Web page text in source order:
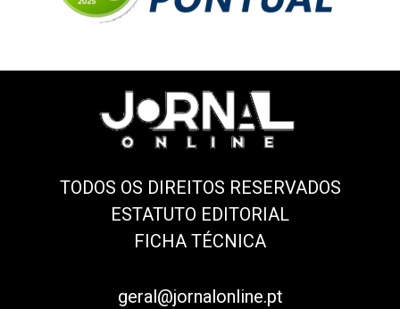
TODOS OS DIREITOS RESERVADOS
ESTATUTO EDITORIAL
FICHA TÉCNICA
geral@jornalonline.pt